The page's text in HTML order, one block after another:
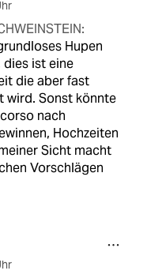
Hupen
dies ist eine
die aber fast
wird. Sonst könnte
nach
Hochzeiten
Sicht macht
Vorschlägen